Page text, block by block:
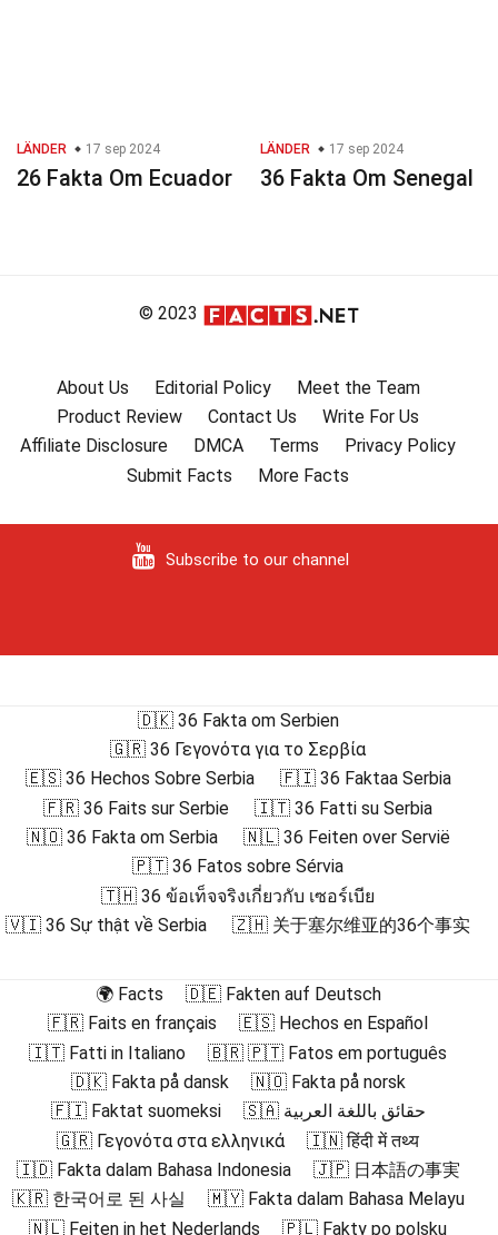
LÄNDER 17 sep 2024
26 Fakta Om Ecuador
LÄNDER 17 sep 2024
36 Fakta Om Senegal
© 2023
About Us Editorial Policy
Meet the Team
Product Review
Contact Us
Write For Us
Affiliate Disclosure
DMCA Terms
Privacy Policy
Submit Facts
More Facts
Subscribe to our channel
🇩🇰 36 Fakta om Serbien
🇬🇷 36 Γεγονότα για το Σερβία
🇪🇸 36 Hechos Sobre Serbia
🇫🇮 36 Faktaa Serbia
🇫🇷 36 Faits sur Serbie
🇮🇹 36 Fatti su Serbia
🇳🇴 36 Fakta om Serbia
🇳🇱 36 Feiten over Servië
🇵🇹 36 Fatos sobre Sérvia
🇹🇭 36 ข้อเท็จจริงเกี่ยวกับ เซอร์เบีย
🇻🇮 36 Sự thật về Serbia
🇿🇭 关于塞尔维亚的36个事实
🌍 Facts
🇩🇪 Fakten auf Deutsch
🇫🇷 Faits en français
🇪🇸 Hechos en Español
🇮🇹 Fatti in Italiano
🇧🇷 🇵🇹 Fatos em português
🇩🇰 Fakta på dansk
🇳🇴 Fakta på norsk
🇫🇮 Faktat suomeksi
🇸🇦 حقائق باللغة العربية
🇬🇷 Γεγονότα στα ελληνικά
🇮🇳 हिंदी में तथ्य
🇮🇩 Fakta dalam Bahasa Indonesia
🇯🇵 日本語の事実
🇰🇷 한국어로 된 사실
🇲🇾 Fakta dalam Bahasa Melayu
🇳🇱 Feiten in het Nederlands
🇵🇱 Fakty po polsku